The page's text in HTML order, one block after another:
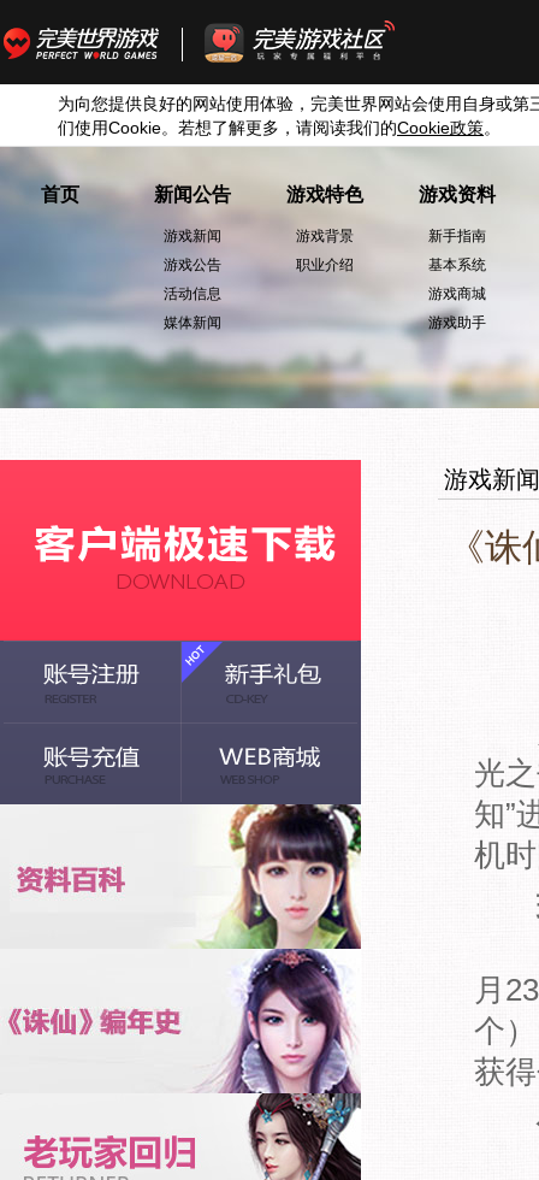
为向您提供良好的网站使用体验，完美世界网站会使用自身或第
们使用Cookie。若想了解更多，请阅读我们的Cookie政策。
首页 新闻公告
游戏新闻
游戏公告
活动信息
媒体新闻
游戏特色
游戏背景
职业介绍
游戏资料
新手指南
基本系统
游戏商城
游戏助手
游戏新闻
《
光
知”
机
月
个
获